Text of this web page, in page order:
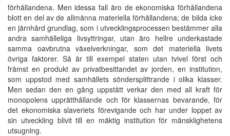
förhållandena. Men idessa fall äro de ekonomiska förhållandena
blott en del av de allmänna materiella förhållandena; de bilda icke
en järnhård grundlag, som i utvecklingsprocessen bestämmer alla
andra samhälleliga livsyttringar, utan äro hellre underkastade
samma oavbrutna växelverkningar, som det materiella livets
övriga faktorer. Så är till exempel staten utan tvivel först och
främst en produkt av privatbesittandet av jorden, en institution,
som uppstod med samhällets söndersplittrande i olika klasser.
Men sedan den en gång uppstått verkar den med all kraft för
monopolens upprätthållande och för klassernas bevarande, för
det ekonomiska slaveriets förevigande och har under loppet av
sin utveckling blivit till en mäktig institution för mänsklighetens
utsugning.